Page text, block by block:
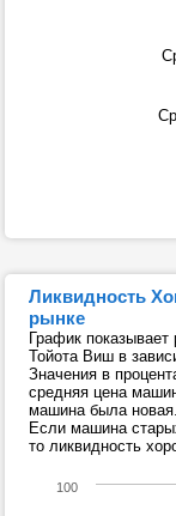
Ликвидность
рынке
График
Тойота Виш в
Значения в
средняя цена
машина была новая.
Если машина
то ликвидность
100